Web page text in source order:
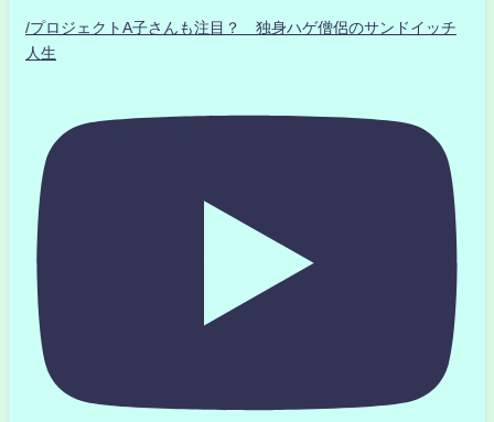
/プロジェクトA子さんも注目？ 独身ハゲ僧侶のサンドイッチ
人生